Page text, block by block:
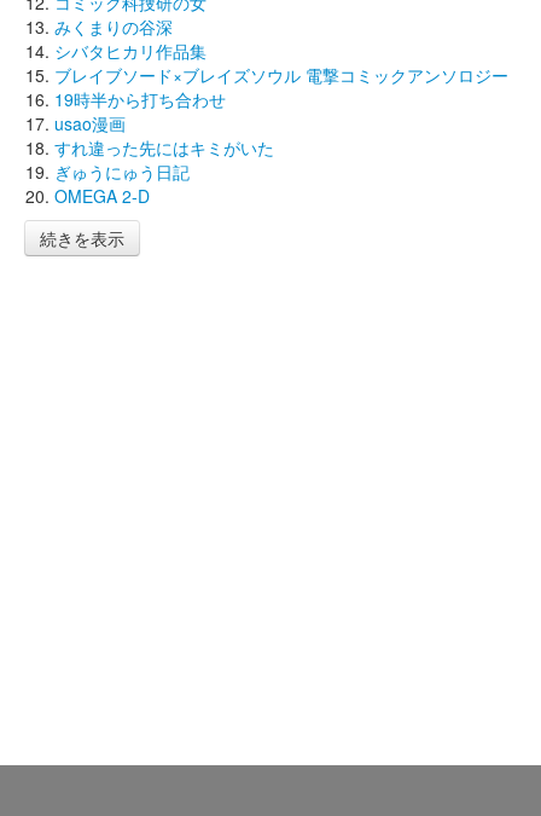
みくまりの谷深
シバタヒカリ作品集
ブレイブソード×ブレイズソウル 電撃コミックアンソロジー
19時半から打ち合わせ
usao漫画
すれ違った先にはキミがいた
ぎゅうにゅう日記
OMEGA 2-D
続きを表示